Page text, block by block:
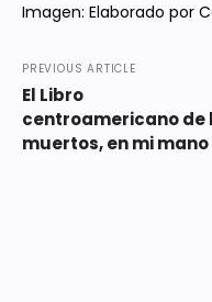
Imagen: Elaborado por
PREVIOUS ARTICLE
El Libro
centroamericano de
muertos, en mi mano